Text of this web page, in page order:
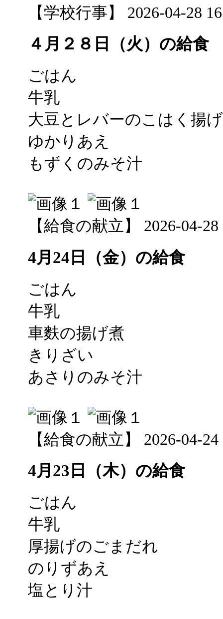
【学校行事】 2026-04-28
４月２８日（火）の給食
ごはん
牛乳
大豆とレバーのこはく揚げ
ゆかりあえ
もずくのみそ汁
【給食の献立】 2026-04-
4月24日（金）の給食
ごはん
牛乳
車麩の揚げ煮
きりざい
あさりのみそ汁
【給食の献立】 2026-04-
4月23日（木）の給食
ごはん
牛乳
厚揚げのごまだれ
のりずあえ
塩とり汁